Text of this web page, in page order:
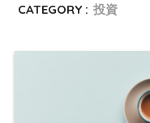
CATEGORY : 投資